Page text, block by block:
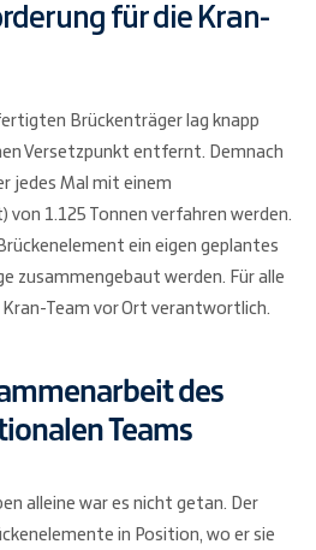
für die Kran-
Brückenträger lag knapp
Versetzpunkt entfernt. Demnach
jedes Mal mit einem
von 1.125 Tonnen verfahren werden.
ein eigen geplantes
zusammengebaut werden. Für alle
Team vor Ort verantwortlich.
des
Teams
alleine war es nicht getan. Der
in Position, wo er sie